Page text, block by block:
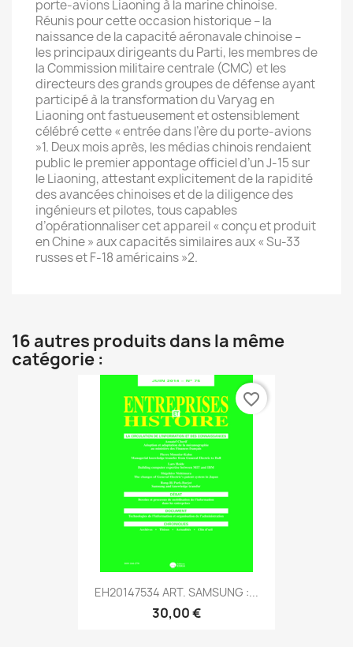
porte-avions Liaoning à la marine chinoise.
Réunis pour cette occasion historique – la
naissance de la capacité aéronavale chinoise –
les principaux dirigeants du Parti, les membres de
la Commission militaire centrale (CMC) et les
directeurs des grands groupes de défense ayant
participé à la transformation du Varyag en
Liaoning ont fastueusement et ostensiblement
célébré cette « entrée dans l’ère du porte-avions
»1. Deux mois après, les médias chinois rendaient
public le premier appontage officiel d’un J-15 sur
le Liaoning, attestant explicitement de la rapidité
des avancées chinoises et de la diligence des
ingénieurs et pilotes, tous capables
d’opérationnaliser cet appareil « conçu et produit
en Chine » aux capacités similaires aux « Su-33
russes et F-18 américains »2.
16 autres produits dans la même
catégorie :
EH20147534 ART. SAMSUNG :...
30,00 €
favorite_border